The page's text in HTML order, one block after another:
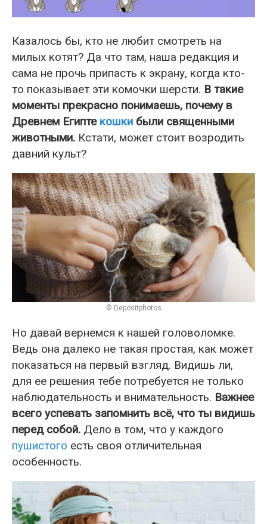
Казалось бы, кто не любит смотреть на
милых котят? Да что там, наша редакция и
сама не прочь припасть к экрану, когда кто-
то показывает эти комочки шерсти. В такие
моменты прекрасно понимаешь, почему в
Древнем Египте кошки были священными
животными. Кстати, может стоит возродить
давний культ?
© Depositphotos
Но давай вернемся к нашей головоломке.
Ведь она далеко не такая простая, как может
показаться на первый взгляд. Видишь ли,
для ее решения тебе потребуется не только
наблюдательность и внимательность. Важнее
всего успевать запомнить всё, что ты видишь
перед собой. Дело в том, что у каждого
пушистого есть своя отличительная
особенность.